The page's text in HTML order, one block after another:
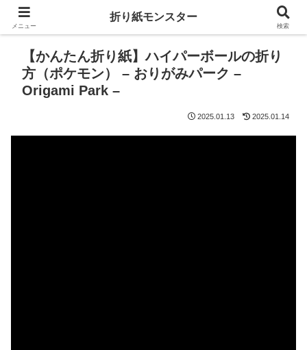
【かんたん折り紙】ハイパーボールの折り
方（ポケモン） – おりがみパーク –
Origami Park –
2025.01.13 2025.01.14
メニュー
折り紙モンスター
検索